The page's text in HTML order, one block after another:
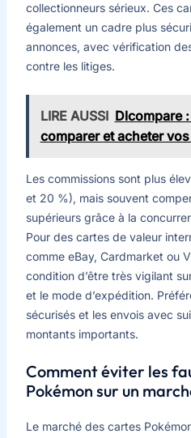
collectionneurs sérieux. Ces
également un cadre plus
annonces, avec vérification
contre les litiges.
LIRE AUSSI Dlcompare
comparer et acheter
Les commissions sont plus
et 20 %), mais souvent
supérieurs grâce à la
Pour des cartes de valeur
comme eBay, Cardmarket ou
condition d’être très vigilant
et le mode d’expédition.
sécurisés et les envois avec
montants importants.
Comment éviter les
Pokémon sur un
Le marché des cartes